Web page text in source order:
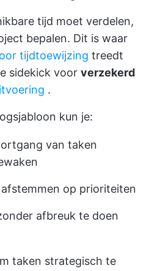
tijd moet verdelen,
bepalen. Dit is waar
tijdtoewijzing treedt
sidekick voor verzekerd
.
kun je:
van taken
op prioriteiten
afbreuk te doen
taken strategisch te